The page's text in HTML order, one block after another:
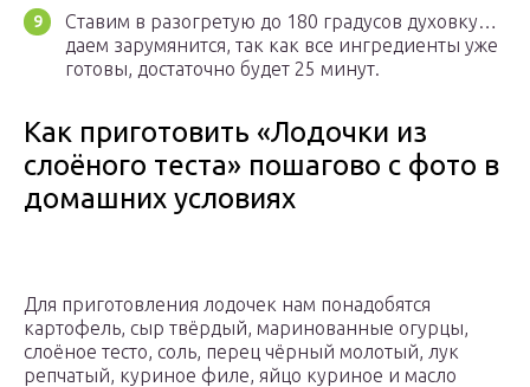
Ставим в разогретую до 180 градусов духовку…
даем зарумянится, так как все ингредиенты уже
готовы, достаточно будет 25 минут.
Как приготовить «Лодочки из
слоёного теста» пошагово с фото в
домашних условиях
Для приготовления лодочек нам понадобятся
картофель, сыр твёрдый, маринованные огурцы,
слоёное тесто, соль, перец чёрный молотый, лук
репчатый, куриное филе, яйцо куриное и масло